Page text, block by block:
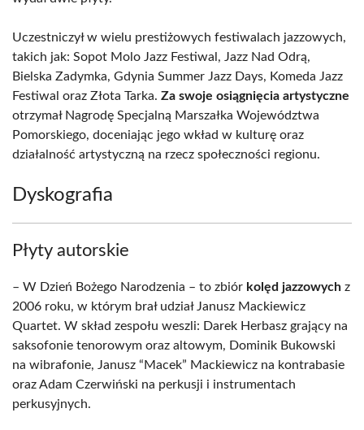
Uczestniczył w wielu prestiżowych festiwalach jazzowych,
takich jak: Sopot Molo Jazz Festiwal, Jazz Nad Odrą,
Bielska Zadymka, Gdynia Summer Jazz Days, Komeda Jazz
Festiwal oraz Złota Tarka. Za swoje osiągnięcia artystyczne
otrzymał Nagrodę Specjalną Marszałka Województwa
Pomorskiego, doceniając jego wkład w kulturę oraz
działalność artystyczną na rzecz społeczności regionu.
Dyskografia
Płyty autorskie
– W Dzień Bożego Narodzenia – to zbiór kolęd jazzowych z
2006 roku, w którym brał udział Janusz Mackiewicz
Quartet. W skład zespołu weszli: Darek Herbasz grający na
saksofonie tenorowym oraz altowym, Dominik Bukowski
na wibrafonie, Janusz “Macek” Mackiewicz na kontrabasie
oraz Adam Czerwiński na perkusji i instrumentach
perkusyjnych.